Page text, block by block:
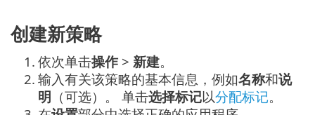
创建新策略
1. 依次单击操作 > 新建。
2. 输入有关该策略的基本信息，例如名称和说
明 （可选）。 单击选择标记以分配标记。